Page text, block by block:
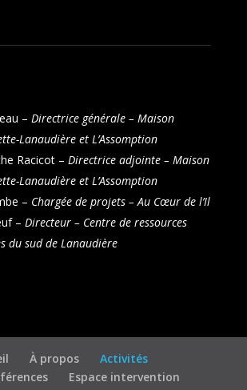
– Directrice générale – Maison
Lanaudière et L’Assomption
Racicot – Directrice adjointe – Maison
Lanaudière et L’Assomption
– Chargée de projets – Au Cœur de l’Il
– Directeur – Centre de ressources
du sud de Lanaudière
À propos
Activités
Espace intervention